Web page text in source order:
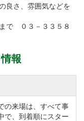
良さ、雰囲気などを
で ０３－３３５８
報
の来場は、すべて事
で、到着順にスター